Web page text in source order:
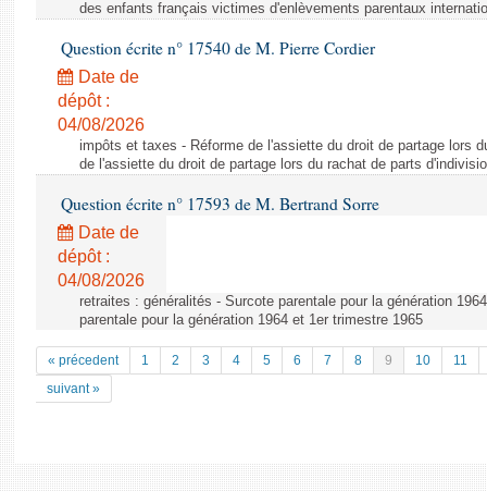
des enfants français victimes d'enlèvements parentaux
Question écrite n° 17540 de M. Pierre Cordier
Date de
dépôt :
04/08/2026
impôts et taxes - Réforme de l'assiette du droit de partage lors
de l'assiette du droit de partage lors du rachat de parts
Question écrite n° 17593 de M. Bertrand Sorre
Date de
dépôt :
04/08/2026
retraites : généralités - Surcote parentale pour la génération
parentale pour la génération 1964 et 1er trimestre 1965
« précedent 1 2 3 4 5 6 7 8 9 10
11
suivant »